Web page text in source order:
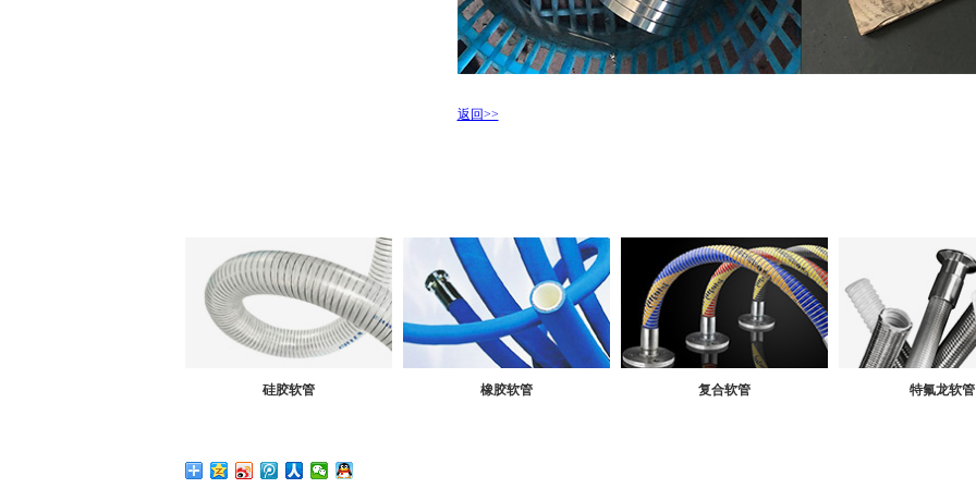
返回>>
硅胶软管 橡胶软管 复合软管 特氟龙软管